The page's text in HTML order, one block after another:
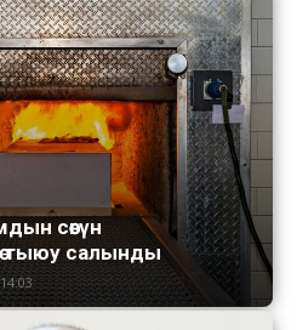
сөөгүн
тыюу салынды